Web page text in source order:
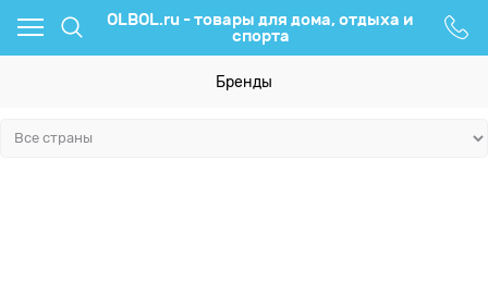
OLBOL.ru - товары для дома, отдыха и
спорта
Бренды